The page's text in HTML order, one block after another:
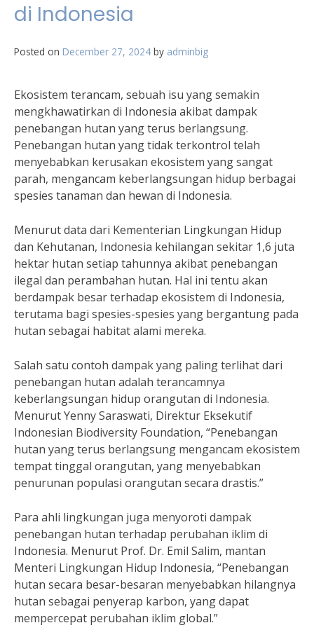
di Indonesia
Posted on December 27, 2024 by adminbig
Ekosistem terancam, sebuah isu yang semakin
mengkhawatirkan di Indonesia akibat dampak
penebangan hutan yang terus berlangsung.
Penebangan hutan yang tidak terkontrol telah
menyebabkan kerusakan ekosistem yang sangat
parah, mengancam keberlangsungan hidup berbagai
spesies tanaman dan hewan di Indonesia.
Menurut data dari Kementerian Lingkungan Hidup
dan Kehutanan, Indonesia kehilangan sekitar 1,6 juta
hektar hutan setiap tahunnya akibat penebangan
ilegal dan perambahan hutan. Hal ini tentu akan
berdampak besar terhadap ekosistem di Indonesia,
terutama bagi spesies-spesies yang bergantung pada
hutan sebagai habitat alami mereka.
Salah satu contoh dampak yang paling terlihat dari
penebangan hutan adalah terancamnya
keberlangsungan hidup orangutan di Indonesia.
Menurut Yenny Saraswati, Direktur Eksekutif
Indonesian Biodiversity Foundation, “Penebangan
hutan yang terus berlangsung mengancam ekosistem
tempat tinggal orangutan, yang menyebabkan
penurunan populasi orangutan secara drastis.”
Para ahli lingkungan juga menyoroti dampak
penebangan hutan terhadap perubahan iklim di
Indonesia. Menurut Prof. Dr. Emil Salim, mantan
Menteri Lingkungan Hidup Indonesia, “Penebangan
hutan secara besar-besaran menyebabkan hilangnya
hutan sebagai penyerap karbon, yang dapat
mempercepat perubahan iklim global.”